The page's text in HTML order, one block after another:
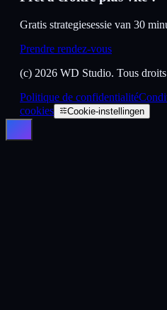
Gratis strategiesessie van 30
Prendre rendez-vous
(c) 2026 WD Studio. Tous droits
Politique de confidentialité
cookies
Cookie-instellingen